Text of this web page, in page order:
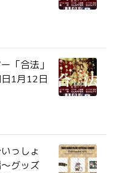
「合法」
1月12日
っしょ
グッズ